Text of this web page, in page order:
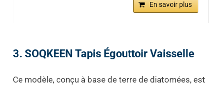
En savoir plus
3. SOQKEEN Tapis Égouttoir Vaisselle
Ce modèle, conçu à base de terre de diatomées, est